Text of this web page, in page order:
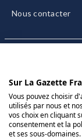
Nous contacter
CGU/CGV
Données
Charte sur les
Sur La Gazette
Vous pouvez choisir
utilisés par nous et
vos choix en cliquant
consentement et la
et ses sous-domaines.